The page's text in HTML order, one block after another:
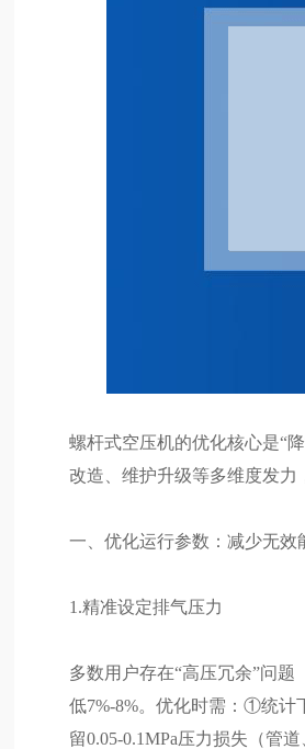
螺杆式空压机的优化核心是“
改造、维护升级等多维度发力
一、优化运行参数：减少无效
1.精准设定排气压力
多数用户存在“高压冗余”问题
低7%-8%。优化时需：①统计
留0.05-0.1MPa压力损失（管